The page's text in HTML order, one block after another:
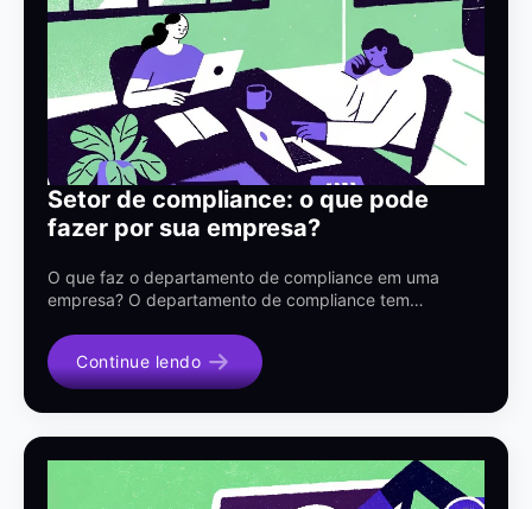
Setor de compliance: o que pode
fazer por sua empresa?
O que faz o departamento de compliance em uma
empresa? O departamento de compliance tem…
Continue lendo